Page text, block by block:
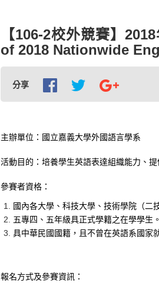
【106-2校外競賽】
of 2018 Nationwide
分享
主辦單位：國立嘉義大學外國語言學系
活動目的：培養學生英語表達組織能力、
參賽者資格：
國內各大學、科技大學、技術學院（二
五專四、五年級具正式學籍之在學學生。
具中華民國國籍，且不曾在英語系國家
報名方式及參賽資訊：